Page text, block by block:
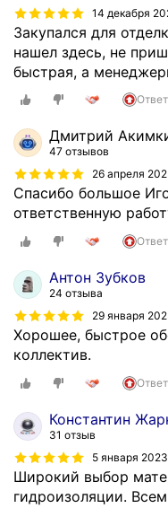
14 декабря
Закупался для
нашел здесь, не
быстрая, а
Дмитрий
47 отзывов
26 апреля
Спасибо большое
ответственную
Антон Зубков
24 отзыва
29 января
Хорошее, быстрое
коллектив.
Константин
31 отзыв
5 января 2023
Широкий выбор
гидроизоляции.